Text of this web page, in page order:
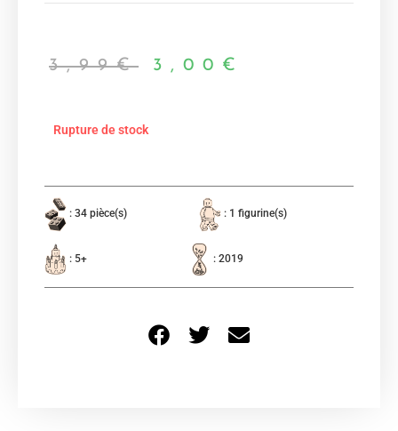
3,99€ 3,00 €
Rupture de stock
: 34 pièce(s) : 1 figurine(s)
: 5+ : 2019